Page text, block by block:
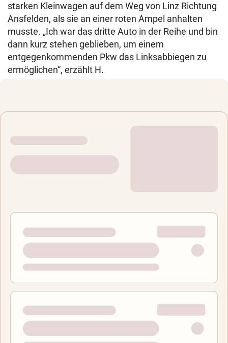
starken Kleinwagen auf dem Weg von Linz Richtung
Ansfelden, als sie an einer roten Ampel anhalten
musste. „Ich war das dritte Auto in der Reihe und bin
dann kurz stehen geblieben, um einem
entgegenkommenden Pkw das Linksabbiegen zu
ermöglichen“, erzählt H.